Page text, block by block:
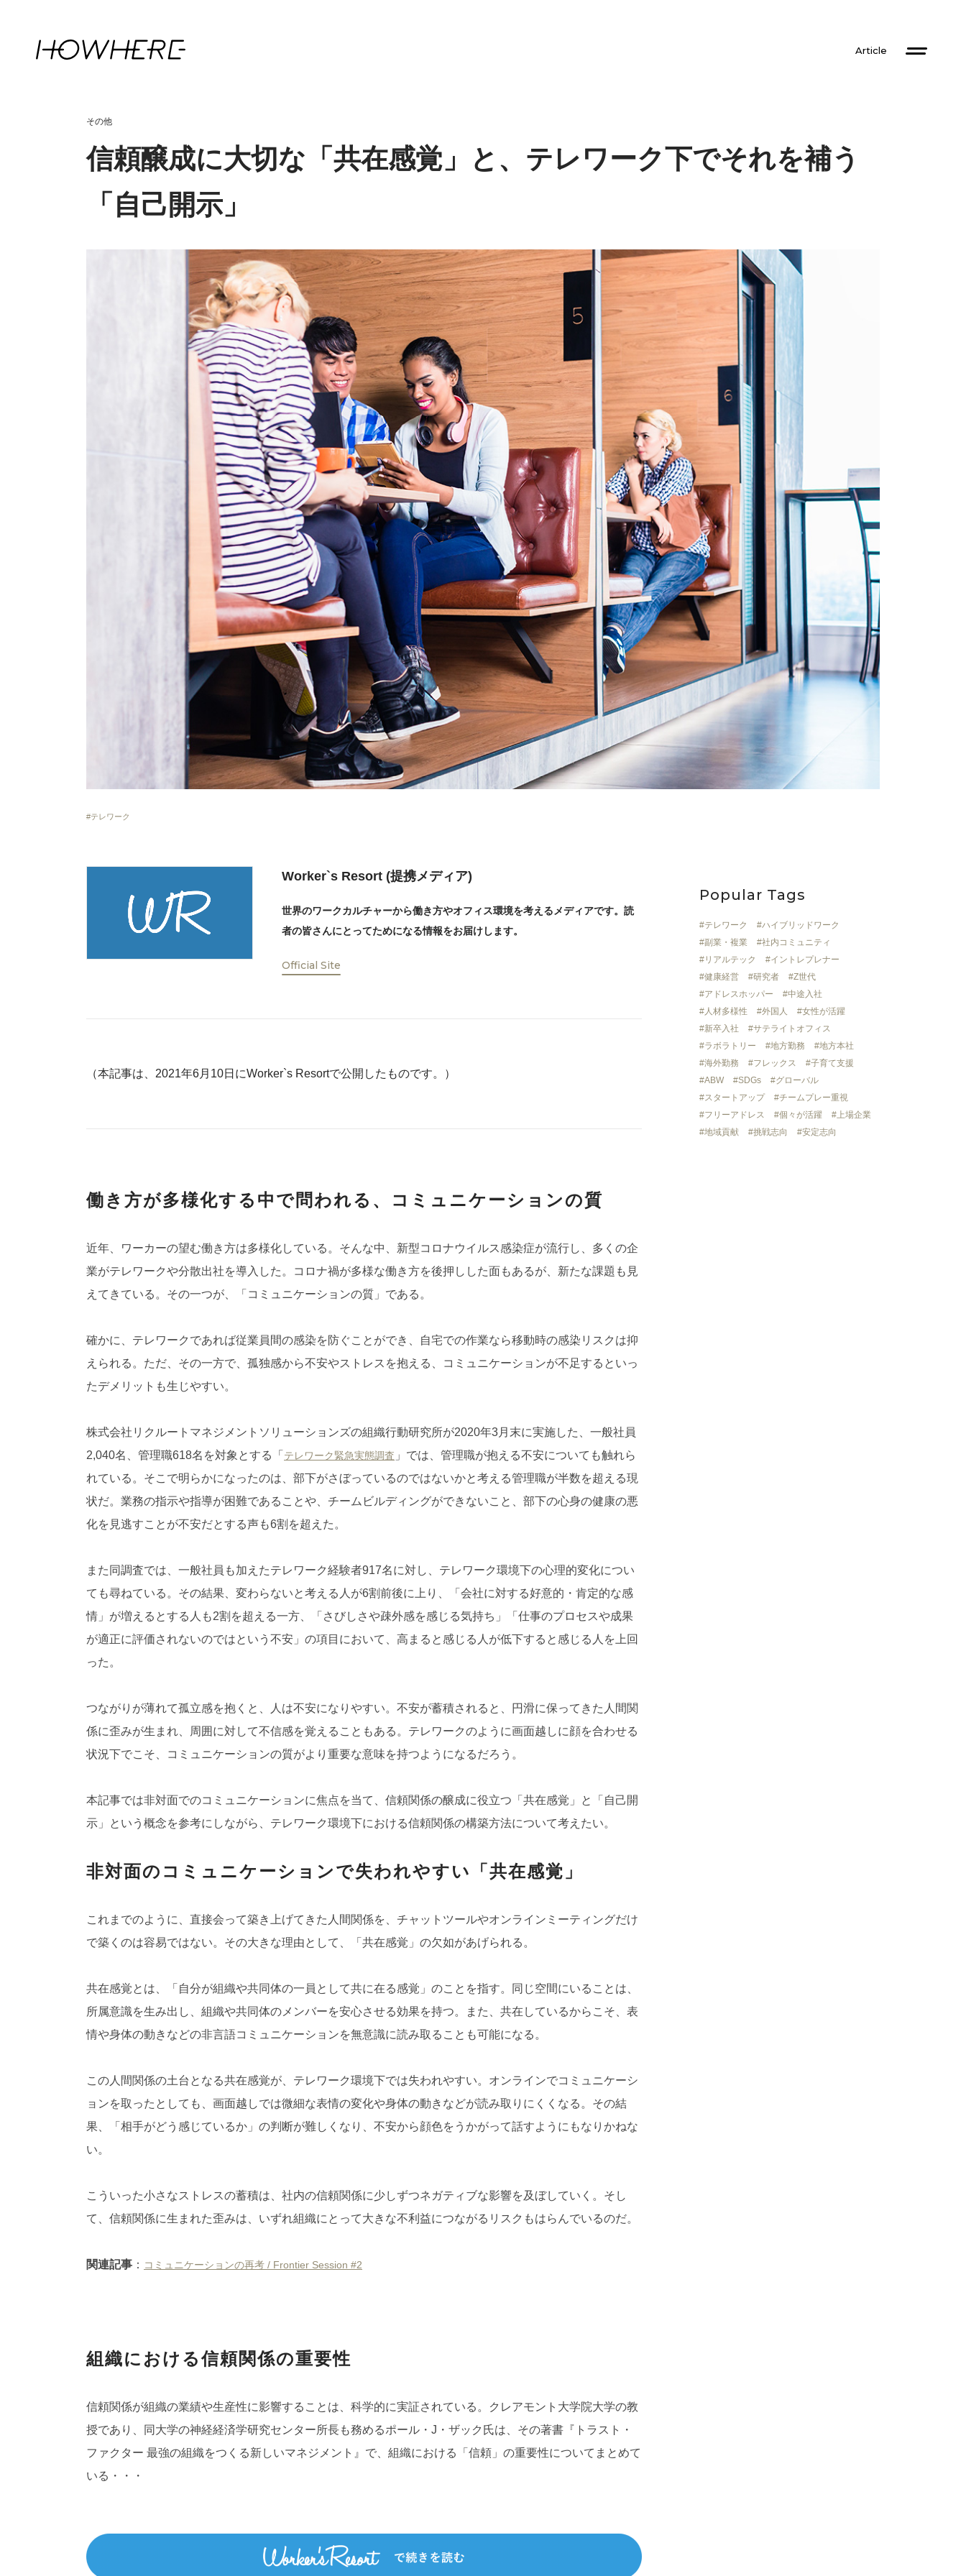
Article
その他
信頼醸成に大切な「共在感覚」と、テレワーク下でそれを補う
「自己開示」
テレワーク
Popular Tags
テレワーク
ハイブリッドワーク
副業・複業
社内コミュニティ
リアルテック
イントレプレナー
健康経営
研究者
Z世代
アドレスホッパー
中途入社
人材多様性
外国人
女性が活躍
新卒入社
サテライトオフィス
ラボラトリー
地方勤務
地方本社
海外勤務
フレックス
子育て支援
ABW
SDGs
グローバル
スタートアップ
チームプレー重視
フリーアドレス
個々が活躍
上場企業
地域貢献
挑戦志向 安定志向
Worker`s Resort (提携メディア)
世界のワークカルチャーから働き方やオフィス環境を考えるメディアです。読
者の皆さんにとってためになる情報をお届けします。
Official Site
（本記事は、2021年6月10日にWorker`s Resortで公開したものです。）
働き方が多様化する中で問われる、コミュニケーションの質
近年、ワーカーの望む働き方は多様化している。そんな中、新型コロナウイルス感染症が流行し、多くの企
業がテレワークや分散出社を導入した。コロナ禍が多様な働き方を後押しした面もあるが、新たな課題も見
えてきている。その一つが、「コミュニケーションの質」である。
確かに、テレワークであれば従業員間の感染を防ぐことができ、自宅での作業なら移動時の感染リスクは抑
えられる。ただ、その一方で、孤独感から不安やストレスを抱える、コミュニケーションが不足するといっ
たデメリットも生じやすい。
株式会社リクルートマネジメントソリューションズの組織行動研究所が2020年3月末に実施した、一般社員
2,040名、管理職618名を対象とする「 テレワーク緊急実態調査 」では、管理職が抱える不安についても触れら
れている。そこで明らかになったのは、部下がさぼっているのではないかと考える管理職が半数を超える現
状だ。業務の指示や指導が困難であることや、チームビルディングができないこと、部下の心身の健康の悪
化を見逃すことが不安だとする声も6割を超えた。
また同調査では、一般社員も加えたテレワーク経験者917名に対し、テレワーク環境下の心理的変化につい
ても尋ねている。その結果、変わらないと考える人が6割前後に上り、「会社に対する好意的・肯定的な感
情」が増えるとする人も2割を超える一方、「さびしさや疎外感を感じる気持ち」「仕事のプロセスや成果
が適正に評価されないのではという不安」の項目において、高まると感じる人が低下すると感じる人を上回
った。
つながりが薄れて孤立感を抱くと、人は不安になりやすい。不安が蓄積されると、円滑に保ってきた人間関
係に歪みが生まれ、周囲に対して不信感を覚えることもある。テレワークのように画面越しに顔を合わせる
状況下でこそ、コミュニケーションの質がより重要な意味を持つようになるだろう。
本記事では非対面でのコミュニケーションに焦点を当て、信頼関係の醸成に役立つ「共在感覚」と「自己開
示」という概念を参考にしながら、テレワーク環境下における信頼関係の構築方法について考えたい。
非対面のコミュニケーションで失われやすい「共在感覚」
これまでのように、直接会って築き上げてきた人間関係を、チャットツールやオンラインミーティングだけ
で築くのは容易ではない。その大きな理由として、「共在感覚」の欠如があげられる。
共在感覚とは、「自分が組織や共同体の一員として共に在る感覚」のことを指す。同じ空間にいることは、
所属意識を生み出し、組織や共同体のメンバーを安心させる効果を持つ。また、共在しているからこそ、表
情や身体の動きなどの非言語コミュニケーションを無意識に読み取ることも可能になる。
この人間関係の土台となる共在感覚が、テレワーク環境下では失われやすい。オンラインでコミュニケーシ
ョンを取ったとしても、画面越しでは微細な表情の変化や身体の動きなどが読み取りにくくなる。その結
果、「相手がどう感じているか」の判断が難しくなり、不安から顔色をうかがって話すようにもなりかねな
い。
こういった小さなストレスの蓄積は、社内の信頼関係に少しずつネガティブな影響を及ぼしていく。そし
て、信頼関係に生まれた歪みは、いずれ組織にとって大きな不利益につながるリスクもはらんでいるのだ。
関連記事 ： コミュニケーションの再考 / Frontier Session #2
組織における信頼関係の重要性
信頼関係が組織の業績や生産性に影響することは、科学的に実証されている。クレアモント大学院大学の教
授であり、同大学の神経経済学研究センター所長も務めるポール・J・ザック氏は、その著書『トラスト・
ファクター 最強の組織をつくる新しいマネジメント』で、組織における「信頼」の重要性についてまとめて
いる・・・